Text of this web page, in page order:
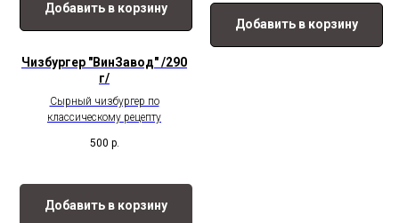
Добавить в корзину
Добавить в корзину
Чизбургер "ВинЗавод" /290
г/
Сырный чизбургер по
классическому рецепту
500 р.
Добавить в корзину